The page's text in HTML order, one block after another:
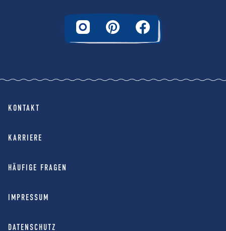
KONTAKT
KARRIERE
HÄUFIGE FRAGEN
IMPRESSUM
DATENSCHUTZ